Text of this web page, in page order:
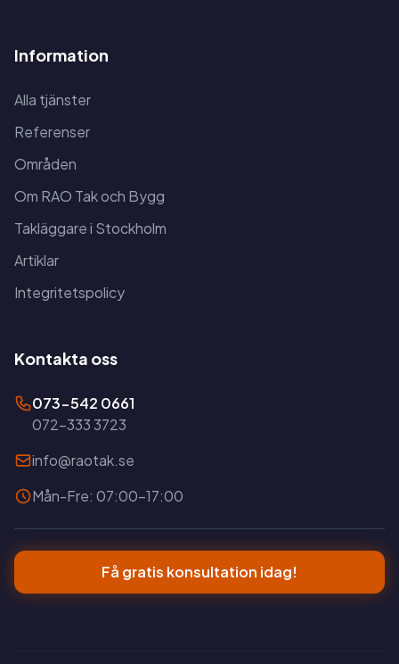
Information
Alla tjänster
Referenser
Områden
Om RAO Tak och Bygg
Takläggare i Stockholm
Artiklar
Integritetspolicy
Kontakta oss
073-542 0661
072-333 3723
info@raotak.se
Mån-Fre: 07:00-17:00
Få gratis konsultation idag!